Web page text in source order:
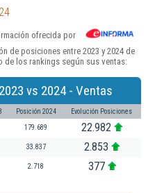
ofrecida por
de posiciones entre 2023 y 2024 de
de los rankings según sus ventas:
vs 2024 - Ventas
Posición 2024 Evolución Posiciones
179.689 22.982
33.837 2.853
2.718 377